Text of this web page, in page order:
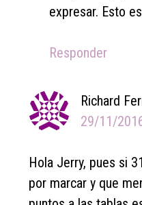
expresar. Esto
Responder
Richard
29/11/
Hola Jerry, pues si
por marcar y que